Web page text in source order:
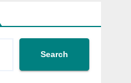
Search